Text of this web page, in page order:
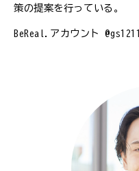
策の提案を行っている。
BeReal.アカウント @gs1211